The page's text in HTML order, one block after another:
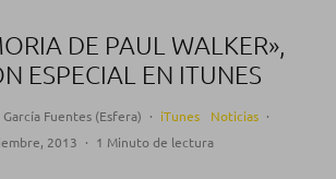
DE PAUL WALKER»,
ESPECIAL EN ITUNES
Fuentes (Esfera) · iTunes Noticias ·
2013 · 1 Minuto de lectura